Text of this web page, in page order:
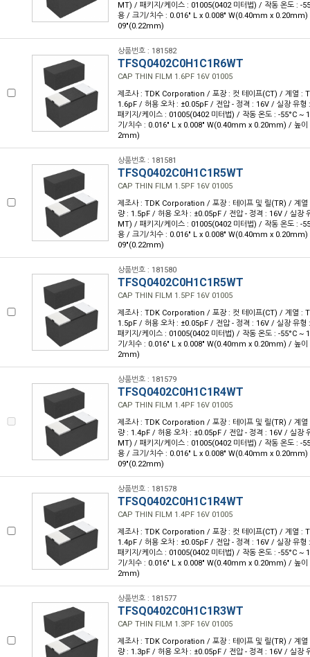
MT) / 패키지/케이스 : 01005(0402 미터법) / 작동 온도 : -
용 / 크기/치수 : 0.016" L x 0.008" W(0.40mm x 0.20mm)
09"(0.22mm)
상품번호 : 181582
TFSQ0402C0H1C1R6WT
CAP THIN FILM 1.6PF 16V 01005
제조사 : TDK Corporation / 포장 : 컷 테이프(CT) / 계열 :
1.6pF / 허용 오차 : ±0.05pF / 전압 - 정격 : 16V / 실장 유
패키지/케이스 : 01005(0402 미터법) / 작동 온도 : -55°C ~
기/치수 : 0.016" L x 0.008" W(0.40mm x 0.20mm) / 높이
2mm)
상품번호 : 181581
TFSQ0402C0H1C1R5WT
CAP THIN FILM 1.5PF 16V 01005
제조사 : TDK Corporation / 포장 : 테이프 및 릴(TR) / 계
량 : 1.5pF / 허용 오차 : ±0.05pF / 전압 - 정격 : 16V / 실장
MT) / 패키지/케이스 : 01005(0402 미터법) / 작동 온도 : -
용 / 크기/치수 : 0.016" L x 0.008" W(0.40mm x 0.20mm)
09"(0.22mm)
상품번호 : 181580
TFSQ0402C0H1C1R5WT
CAP THIN FILM 1.5PF 16V 01005
제조사 : TDK Corporation / 포장 : 컷 테이프(CT) / 계열 :
1.5pF / 허용 오차 : ±0.05pF / 전압 - 정격 : 16V / 실장 유
패키지/케이스 : 01005(0402 미터법) / 작동 온도 : -55°C ~
기/치수 : 0.016" L x 0.008" W(0.40mm x 0.20mm) / 높이
2mm)
상품번호 : 181579
TFSQ0402C0H1C1R4WT
CAP THIN FILM 1.4PF 16V 01005
제조사 : TDK Corporation / 포장 : 테이프 및 릴(TR) / 계
량 : 1.4pF / 허용 오차 : ±0.05pF / 전압 - 정격 : 16V / 실장
MT) / 패키지/케이스 : 01005(0402 미터법) / 작동 온도 : -
용 / 크기/치수 : 0.016" L x 0.008" W(0.40mm x 0.20mm)
09"(0.22mm)
상품번호 : 181578
TFSQ0402C0H1C1R4WT
CAP THIN FILM 1.4PF 16V 01005
제조사 : TDK Corporation / 포장 : 컷 테이프(CT) / 계열 :
1.4pF / 허용 오차 : ±0.05pF / 전압 - 정격 : 16V / 실장 유
패키지/케이스 : 01005(0402 미터법) / 작동 온도 : -55°C ~
기/치수 : 0.016" L x 0.008" W(0.40mm x 0.20mm) / 높이
2mm)
상품번호 : 181577
TFSQ0402C0H1C1R3WT
CAP THIN FILM 1.3PF 16V 01005
제조사 : TDK Corporation / 포장 : 테이프 및 릴(TR) / 계
량 : 1.3pF / 허용 오차 : ±0.05pF / 전압 - 정격 : 16V / 실장